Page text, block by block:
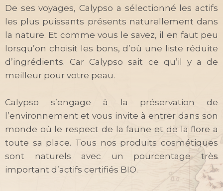
De ses voyages, Calypso a sélectionné les actifs
les plus puissants présents naturellement dans
la nature. Et comme vous le savez, il en faut peu
lorsqu’on choisit les bons, d’où une liste réduite
d’ingrédients. Car Calypso sait ce qu’il y a de
meilleur pour votre peau.
Calypso s’engage à la préservation de
l’environnement et vous invite à entrer dans son
monde où le respect de la faune et de la flore a
toute sa place. Tous nos produits cosmétiques
sont naturels avec un pourcentage très
important d’actifs certifiés BIO.